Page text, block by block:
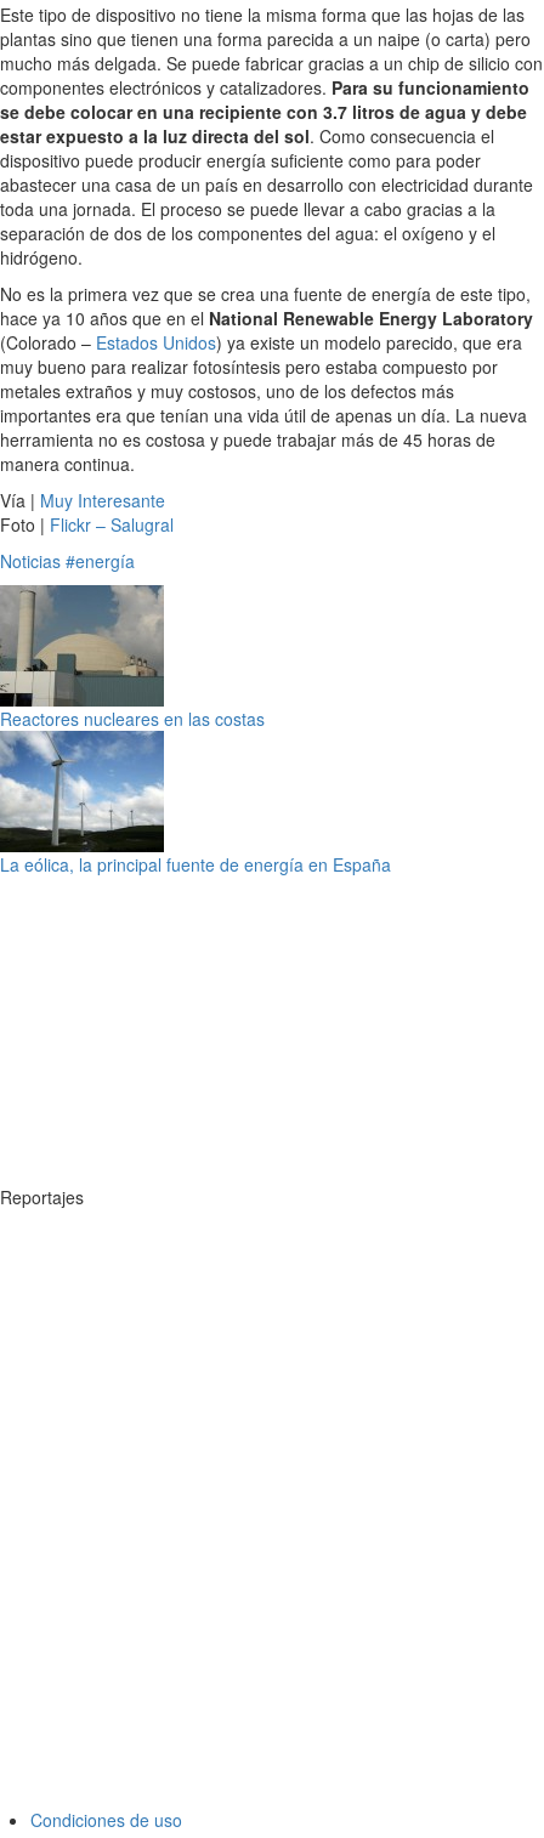
Este tipo de dispositivo no tiene la misma forma que las hojas de las
plantas sino que tienen una forma parecida a un naipe (o carta) pero
mucho más delgada. Se puede fabricar gracias a un chip de silicio con
componentes electrónicos y catalizadores. Para su funcionamiento
se debe colocar en una recipiente con 3.7 litros de agua y debe
estar expuesto a la luz directa del sol. Como consecuencia el
dispositivo puede producir energía suficiente como para poder
abastecer una casa de un país en desarrollo con electricidad durante
toda una jornada. El proceso se puede llevar a cabo gracias a la
separación de dos de los componentes del agua: el oxígeno y el
hidrógeno.
No es la primera vez que se crea una fuente de energía de este tipo,
hace ya 10 años que en el National Renewable Energy Laboratory
(Colorado – Estados Unidos) ya existe un modelo parecido, que era
muy bueno para realizar fotosíntesis pero estaba compuesto por
metales extraños y muy costosos, uno de los defectos más
importantes era que tenían una vida útil de apenas un día. La nueva
herramienta no es costosa y puede trabajar más de 45 horas de
manera continua.
Vía | Muy Interesante
Foto | Flickr – Salugral
Noticias #energía
Reactores nucleares en las costas
La eólica, la principal fuente de energía en España
Reportajes
Condiciones de uso